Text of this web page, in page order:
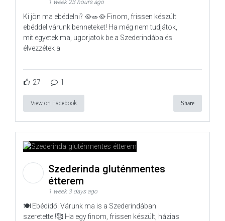
1 week 23 hours ago
Ki jön ma ebédelni? 🥘🥗🥘 Finom, frissen készült
ebéddel várunk benneteket! Ha még nem tudjátok,
mit egyetek ma, ugorjatok be a Szederindába és
élvezzétek a
27 1
View on Facebook Share
Szederinda gluténmentes
étterem
1 week 3 days ago
🍽️ Ebédidő! Várunk ma is a Szederindában
szeretettel!🥰 Ha egy finom, frissen készült, házias